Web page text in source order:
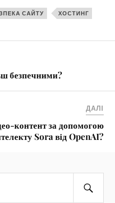
САЙТУ ХОСТИНГ
безпечними?
ДАЛІ
контент за допомогою
Sora від OpenAI?